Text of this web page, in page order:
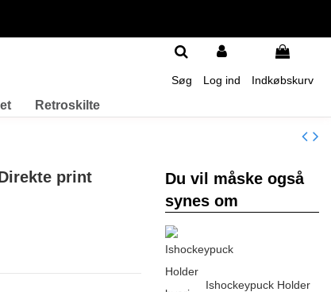
Søg Log ind Indkøbskurv
Retroskilte
print
Du vil måske også
synes om
Ishockeypuck Holder